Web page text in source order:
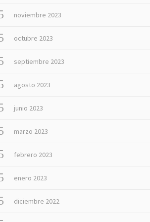
noviembre 2023
octubre 2023
septiembre 2023
agosto 2023
junio 2023
marzo 2023
febrero 2023
enero 2023
diciembre 2022